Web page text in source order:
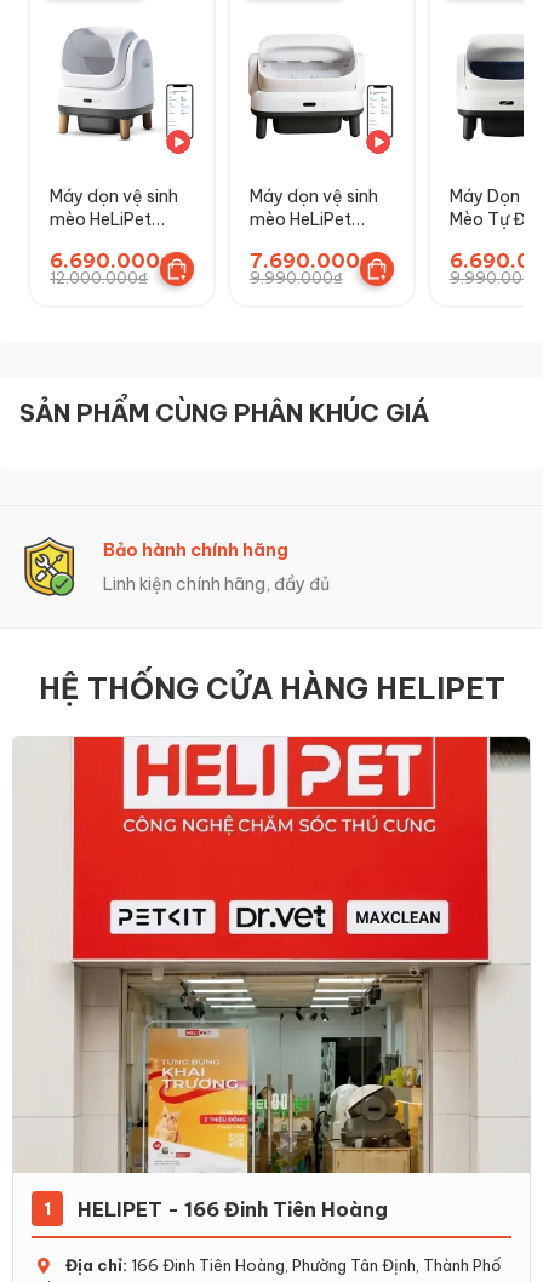
Máy dọn vệ sinh
mèo HeLiPet
6.690.000₫
12.000.000₫
Máy dọn vệ sinh
mèo HeLiPet
Plus
7.690.000₫
9.990.000₫
Máy Dọn
Mèo Tự
Top Pro
9.990.000₫
SẢN PHẨM CÙNG PHÂN KHÚC GIÁ
Bảo hành chính hãng
Linh kiện chính hãng, đầy đủ
HỆ THỐNG CỬA HÀNG HELIPET
1 HELIPET - 166 Đinh Tiên Hoàng
Địa chỉ: 166 Đinh Tiên Hoàng, Phường Tân Định, Thành Phố